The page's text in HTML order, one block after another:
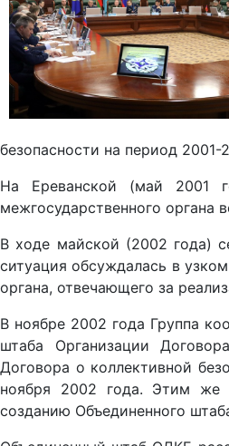
безопасности на период 2001-
На Ереванской (май 2001
межгосударственного органа
В ходе майской (2002 года)
ситуация обсуждалась в
органа, отвечающего за
В ноябре 2002 года Группа
штаба Организации
Договора о коллективной
ноября 2002 года. Этим же
созданию Объединенного